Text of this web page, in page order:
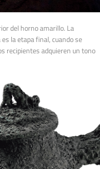
del horno amarillo. La
la etapa final, cuando se
recipientes adquieren un tono